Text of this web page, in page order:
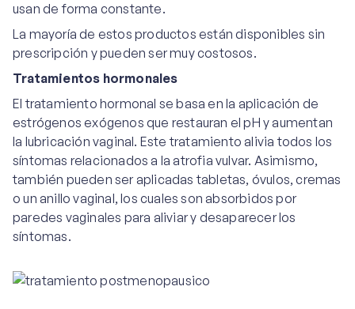
usan de forma constante.
La mayoría de estos productos están disponibles sin
prescripción y pueden ser muy costosos.
Tratamientos hormonales
El tratamiento hormonal se basa en la aplicación de
estrógenos exógenos que restauran el pH y aumentan
la lubricación vaginal. Este tratamiento alivia todos los
síntomas relacionados a la atrofia vulvar. Asimismo,
también pueden ser aplicadas tabletas, óvulos, cremas
o un anillo vaginal, los cuales son absorbidos por
paredes vaginales para aliviar y desaparecer los
síntomas.